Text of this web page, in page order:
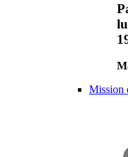
Mission